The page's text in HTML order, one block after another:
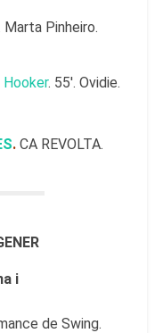
Marta Pinheiro.
Hooker. 55′. Ovidie.
.CA REVOLTA.
i
de Swing.